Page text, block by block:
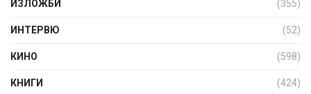
ИЗЛОЖБИ (355)
ИНТЕРВЮ (52)
КИНО (598)
КНИГИ (424)